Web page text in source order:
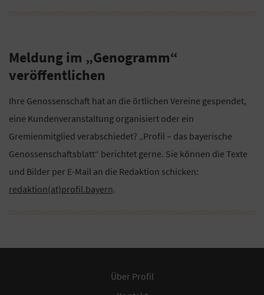
Meldung im „Genogramm“
veröffentlichen
Ihre Genossenschaft hat an die örtlichen Vereine gespendet,
eine Kundenveranstaltung organisiert oder ein
Gremienmitglied verabschiedet? „Profil – das bayerische
Genossenschaftsblatt“ berichtet gerne. Sie können die Texte
und Bilder per E-Mail an die Redaktion schicken:
redaktion(at)profil.bayern.
Über Profil